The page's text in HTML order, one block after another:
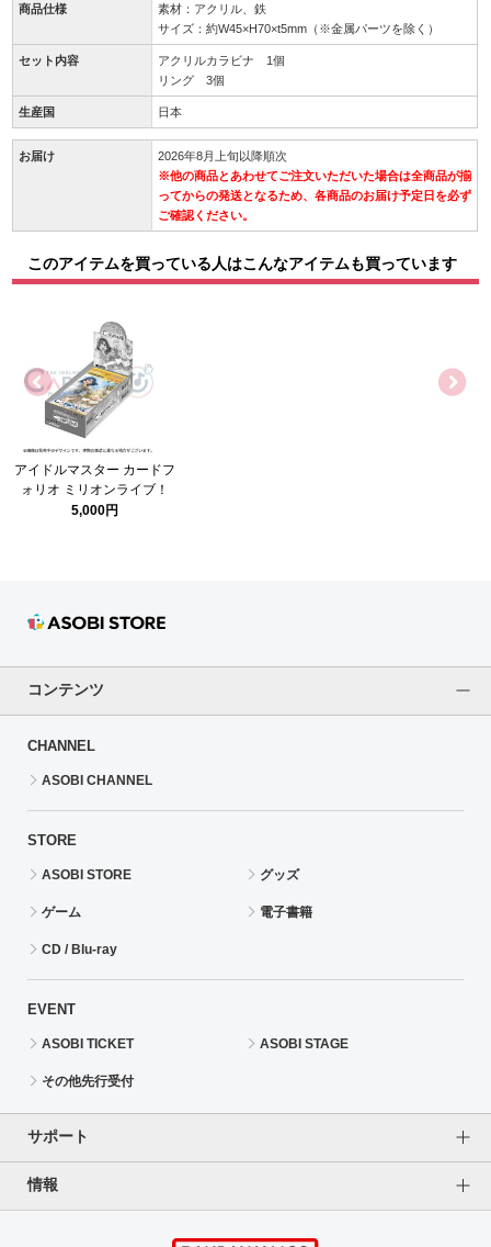
商品仕様
素材：アクリル、鉄
サイズ：約W45×H70×t5mm（※金属パーツを除く）
セット内容
アクリルカラビナ 1個
リング 3個
生産国 日本
お届け
2026年8月上旬以降順次
※他の商品とあわせてご注文いただいた場合は全商品が揃
ってからの発送となるため、各商品のお届け予定日を必ず
ご確認ください。
このアイテムを買っている人はこんなアイテムも買っています
アイドルマスター カードフ
ォリオ ミリオンライブ！
ver. Vol.3【BOX】
5,000円
コンテンツ
CHANNEL
ASOBI CHANNEL
STORE
ASOBI STORE グッズ
ゲーム 電子書籍
CD / Blu-ray
EVENT
ASOBI TICKET ASOBI STAGE
その他先行受付
サポート
よくあるご質問（FAQ）
情報
個人情報保護方針